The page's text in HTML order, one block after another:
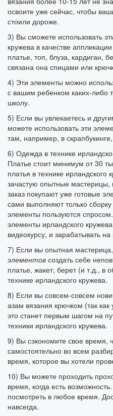
освоите уже сейчас, чтобы
стоили дороже.
3) Вы сможете использовать
кружева в качестве
платье, топ, блуза, кардиган,
связана она спицами или
4) Эти элементы можно
с вашим ребенком каких-либо
школу.
5) Если вы увлекаетесь и
можете использовать эти
там, например, в
6) Одежда в технике
Платье стоит минимум от 30
платья в технике
зачастую опытные мастерицы,
заказ покупают уже готовые
сами выполняют только
элементы пользуются
элементы ирландского
видеокурсу, и зарабатывать на
7) Если вы опытная
элементов создать себе
платье, жакет, берет (и т.д., в
технике ирландского кружева.
8) Если вы совсем-совсем
азам вязания крючком (так
это станет первым шагом на
техники ирландского кружева.
9) Вы сэкономите свое время,
самостоятельно во всем
время, которое вы хотели
10) Вы можете проходить
время, когда есть
посмотреть в любое время.
навсегда.